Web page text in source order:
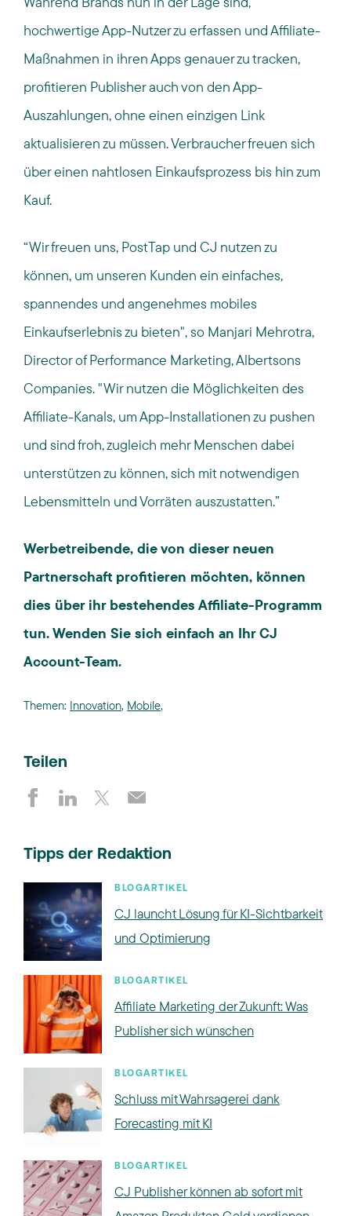
hochwertige App-Nutzer zu erfassen und Affiliate-
Maßnahmen in ihren Apps genauerzutracken,
profitieren Publisher auch von denApp-
Auszahlungen, ohne einen einzigen Link
aktualisieren zu müssen.Verbraucherfreuen sich
übereinen nahtlosen Einkaufsprozess bis hin zum
Kauf.
“Wir freuen uns, PostTap und CJ nutzen zu
können, um unseren Kunden ein einfaches,
spannendes und angenehmes mobiles
Einkaufserlebnis zu bieten", so Manjari Mehrotra,
DirectorofPerformance Marketing,Albertsons
Companies. "Wir nutzen die Möglichkeiten des
Affiliate-Kanals, um App-Installationenzu pushen
und sind froh, zugleich mehr Menschen dabei
unterstützen zu können, sich mitnotwendigen
Lebensmitteln und Vorräten auszustatten.”
Werbetreibende, die von dieser neuen
Partnerschaft profitieren möchten, können
dies über ihr bestehendes Affiliate-Programm
tun. Wenden Sie sich einfach an Ihr CJ
Account-Team.
Themen: Innovation, Mobile,
Teilen
Tipps der Redaktion
BLOGARTIKEL
CJ launcht Lösung für KI-Sichtbarkeit
und Optimierung
BLOGARTIKEL
Affiliate Marketing der Zukunft: Was
Publisher sich wünschen
BLOGARTIKEL
Schluss mit Wahrsagerei dank
Forecasting mit KI
BLOGARTIKEL
CJ Publisher können ab sofort mit